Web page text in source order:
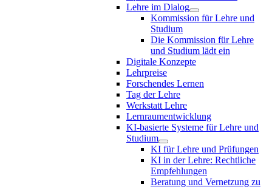
Lehre im Dialog
Kommission für Lehre und
Studium
Die Kommission für Lehre
und Studium lädt ein
Digitale Konzepte
Lehrpreise
Forschendes Lernen
Tag der Lehre
Werkstatt Lehre
Lernraumentwicklung
KI-basierte Systeme für Lehre und
Studium
KI für Lehre und Prüfungen
KI in der Lehre: Rechtliche
Empfehlungen
Beratung und Vernetzung zu